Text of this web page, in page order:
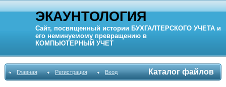
ЭКАУНТОЛОГИЯ
Сайт, посвященный истории БУХГАЛТЕРСКОГО УЧЕТА и
его неминуемому превращению в
КОМПЬЮТЕРНЫЙ УЧЕТ
Главная Регистрация Вход Каталог файлов